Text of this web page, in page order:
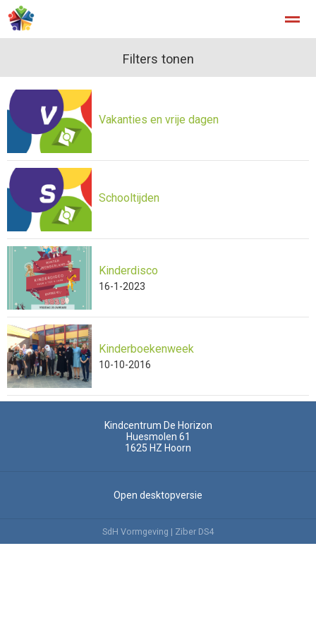
Home
Filters tonen
Vakanties en vrije dagen
Schooltijden
Kinderdisco
16-1-2023
Kinderboekenweek
10-10-2016
Kindcentrum De Horizon
Huesmolen 61
1625 HZ Hoorn
Open desktopversie
SdH Vormgeving | Ziber DS4